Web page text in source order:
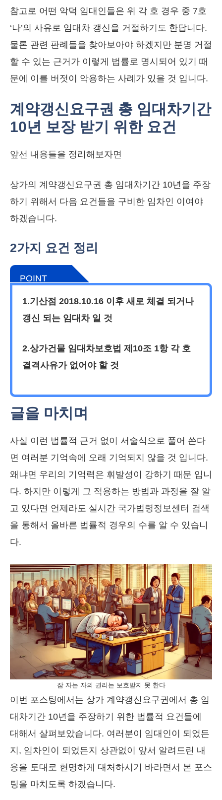
참고로 어떤 악덕 임대인들은 위 각 호 경우 중 7호
‘나’의 사유로 임대차 갱신을 거절하기도 한답니다.
물론 관련 판례들을 찾아보아야 하겠지만 분명 거절
할 수 있는 근거가 이렇게 법률로 명시되어 있기 때
문에 이를 버젓이 악용하는 사례가 있을 것 입니다.
계약갱신요구권 총 임대차기간
10년 보장 받기 위한 요건
앞선 내용들을 정리해보자면
상가의 계약갱신요구권 총 임대차기간 10년을 주장
하기 위해서 다음 요건들을 구비한 임차인 이여야
하겠습니다.
2가지 요건 정리
POINT
1.기산점 2018.10.16 이후 새로 체결 되거나
갱신 되는 임대차 일 것
2.상가건물 임대차보호법 제10조 1항 각 호
결격사유가 없어야 할 것
글을 마치며
사실 이런 법률적 근거 없이 서술식으로 풀어 쓴다
면 여러분 기억속에 오래 기억되지 않을 것 입니다.
왜냐면 우리의 기억력은 휘발성이 강하기 때문 입니
다. 하지만 이렇게 그 적용하는 방법과 과정을 잘 알
고 있다면 언제라도 실시간 국가법령정보센터 검색
을 통해서 올바른 법률적 경우의 수를 알 수 있습니
다.
잠 자는 자의 권리는 보호받지 못 한다
이번 포스팅에서는 상가 계약갱신요구권에서 총 임
대차기간 10년을 주장하기 위한 법률적 요건들에
대해서 살펴보았습니다. 여러분이 임대인이 되었든
지, 임차인이 되었든지 상관없이 앞서 알려드린 내
용을 토대로 현명하게 대처하시기 바라면서 본 포스
팅을 마치도록 하겠습니다.